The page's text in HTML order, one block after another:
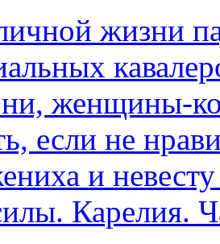
жизни
женщины-
если не
и
Карелия.